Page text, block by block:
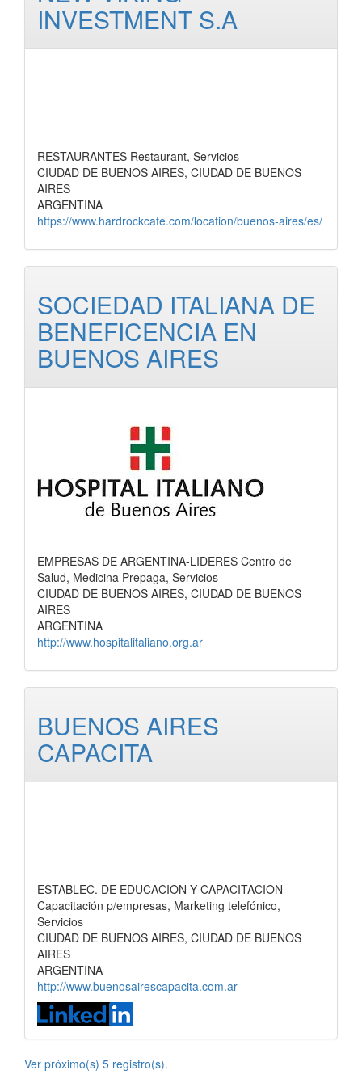
INVESTMENT S.A
RESTAURANTES Restaurant, Servicios
CIUDAD DE BUENOS AIRES, CIUDAD DE BUENOS
AIRES
ARGENTINA
https://www.hardrockcafe.com/location/buenos-aires/es/
SOCIEDAD ITALIANA DE
BENEFICENCIA EN
BUENOS AIRES
EMPRESAS DE ARGENTINA-LIDERES Centro de
Salud, Medicina Prepaga, Servicios
CIUDAD DE BUENOS AIRES, CIUDAD DE BUENOS
AIRES
ARGENTINA
http://www.hospitalitaliano.org.ar
BUENOS AIRES
CAPACITA
ESTABLEC. DE EDUCACION Y CAPACITACION
Capacitación p/empresas, Marketing telefónico,
Servicios
CIUDAD DE BUENOS AIRES, CIUDAD DE BUENOS
AIRES
ARGENTINA
http://www.buenosairescapacita.com.ar
Ver próximo(s) 5 registro(s).